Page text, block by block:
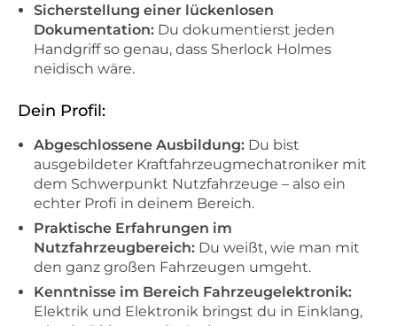
Sicherstellung einer lückenlosen
Dokumentation: Du dokumentierst jeden
Handgriff so genau, dass Sherlock Holmes
neidisch wäre.
Dein Profil:
Abgeschlossene Ausbildung: Du bist
ausgebildeter Kraftfahrzeugmechatroniker mit
dem Schwerpunkt Nutzfahrzeuge – also ein
echter Profi in deinem Bereich.
Praktische Erfahrungen im
Nutzfahrzeugbereich: Du weißt, wie man mit
den ganz großen Fahrzeugen umgeht.
Kenntnisse im Bereich Fahrzeugelektronik:
Elektrik und Elektronik bringst du in Einklang,